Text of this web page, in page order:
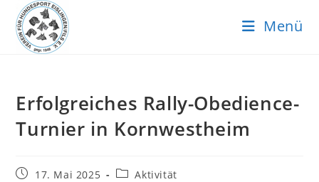
Menü
Erfolgreiches Rally-Obedience-
Turnier in Kornwestheim
17. Mai 2025 Aktivität